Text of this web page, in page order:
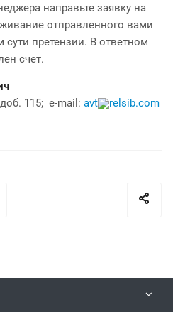
направьте заявку на
отправленного вами
сути претензии. В ответном
счет.
115; e-mail: avt relsib.com